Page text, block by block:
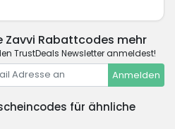
Zavvi Rabattcodes mehr
TrustDeals Newsletter anmeldest!
Anmelden
für ähnliche